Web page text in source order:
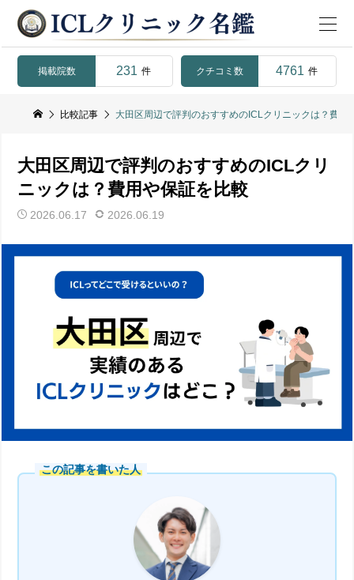
掲載院数 231 件 クチコミ数 4761 件
比較記事 大田区周辺で評判のおすすめのICLクリニックは？費用
大田区周辺で評判のおすすめのICLクリ
ニックは？費用や保証を比較
2026.06.17 2026.06.19
この記事を書いた人